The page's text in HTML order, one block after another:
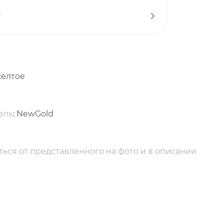
: NewGold
от представленного на фото и в описании